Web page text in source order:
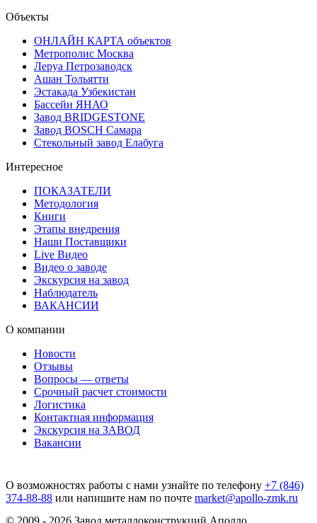
Объекты
ОНЛАЙН КАРТА объектов
Метрополис Москва
Леруа Петрозаводск
Ашан Тольятти
Эстакада Узбекистан
Бассейн ЯНАО
Завод BRIDGESTONE
Завод BOSCH Самара
Стекольный завод Елабуга
Интересное
ПОКАЗАТЕЛИ
Методология
Книги
Этапы внедрения
Наши Поставщики
Live Видео
Видео о заводе
Экскурсия на завод
Наблюдатель
ВАКАНСИИ
О компании
Новости
Отзывы
Вопросы — ответы
Срочный расчет стоимости
Логистика
Контактная информация
Экскурсия на ЗАВОД
Вакансии
О возможностях работы с нами узнайте по телефону +7 (846)
374-88-88 или напишите нам по почте market@apollo-zmk.ru
© 2009 - 2026 Завод металлоконструкций Аполло